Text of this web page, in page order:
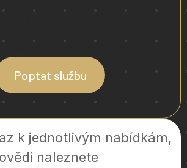
Poptat službu
k jednotlivým nabídkám,
naleznete